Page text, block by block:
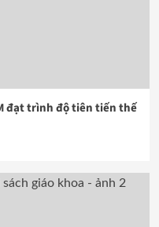
đạt trình độ tiên tiến thế